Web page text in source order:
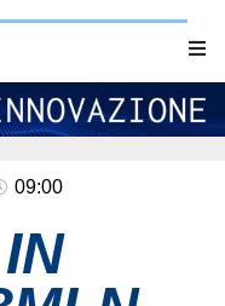
09:00